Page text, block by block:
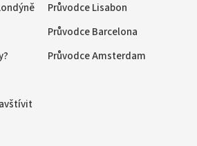
Průvodce Lisabon
Průvodce Barcelona
Průvodce Amsterdam